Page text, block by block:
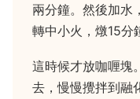
兩分鐘。然後加水
轉中小火，燉15分
這時候才放咖喱塊
去，慢慢攪拌到融